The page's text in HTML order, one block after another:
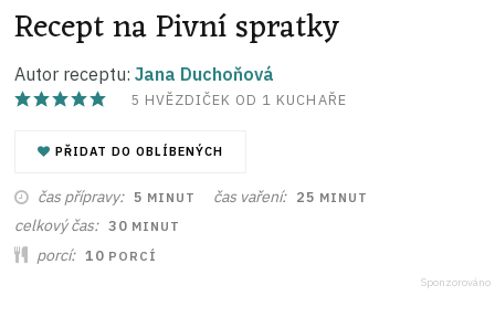
Recept na Pivní spratky
Autor receptu: Jana Duchoňová
5 HVĚZDIČEK OD 1 KUCHAŘE
PŘIDAT DO OBLÍBENÝCH
čas přípravy 5 MINUT
MINUT čas vaření 25 MINUT
MINUT
celkový čas 30 MINUT
MINUT
porcí 10 PORCÍ